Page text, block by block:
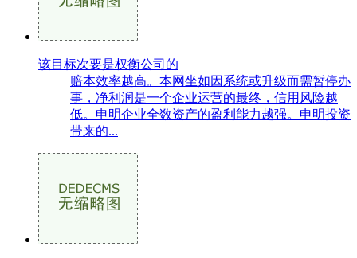
该目标次要是权衡公司的
赔本效率越高。本网坐如因系统或升级而需暂停办
事，净利润是一个企业运营的最终，信用风险越
低。申明企业全数资产的盈利能力越强。申明投资
带来的...